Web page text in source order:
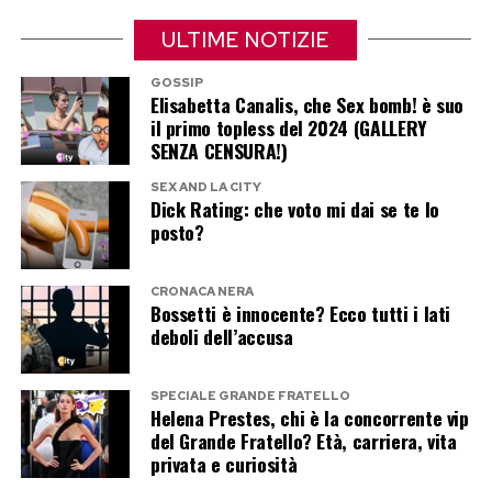
legge al ritiro gratuito al momento dell’acquisto
di un nuovo prodotto analogo. Un piccolo gesto
quotidiano che trasforma un potenziale rifiuto
dannoso in un’opportunità di sviluppo
sostenibile per l’intera comunità.
Post Views: 63
ULTIME NOTIZIE
GOSSIP
Elisabetta Canalis, che Sex bomb! è suo
il primo topless del 2024 (GALLERY
SENZA CENSURA!)
SEX AND LA CITY
Dick Rating: che voto mi dai se te lo
posto?
CRONACA NERA
Bossetti è innocente? Ecco tutti i lati
deboli dell’accusa
SPECIALE GRANDE FRATELLO
Helena Prestes, chi è la concorrente vip
del Grande Fratello? Età, carriera, vita
privata e curiosità